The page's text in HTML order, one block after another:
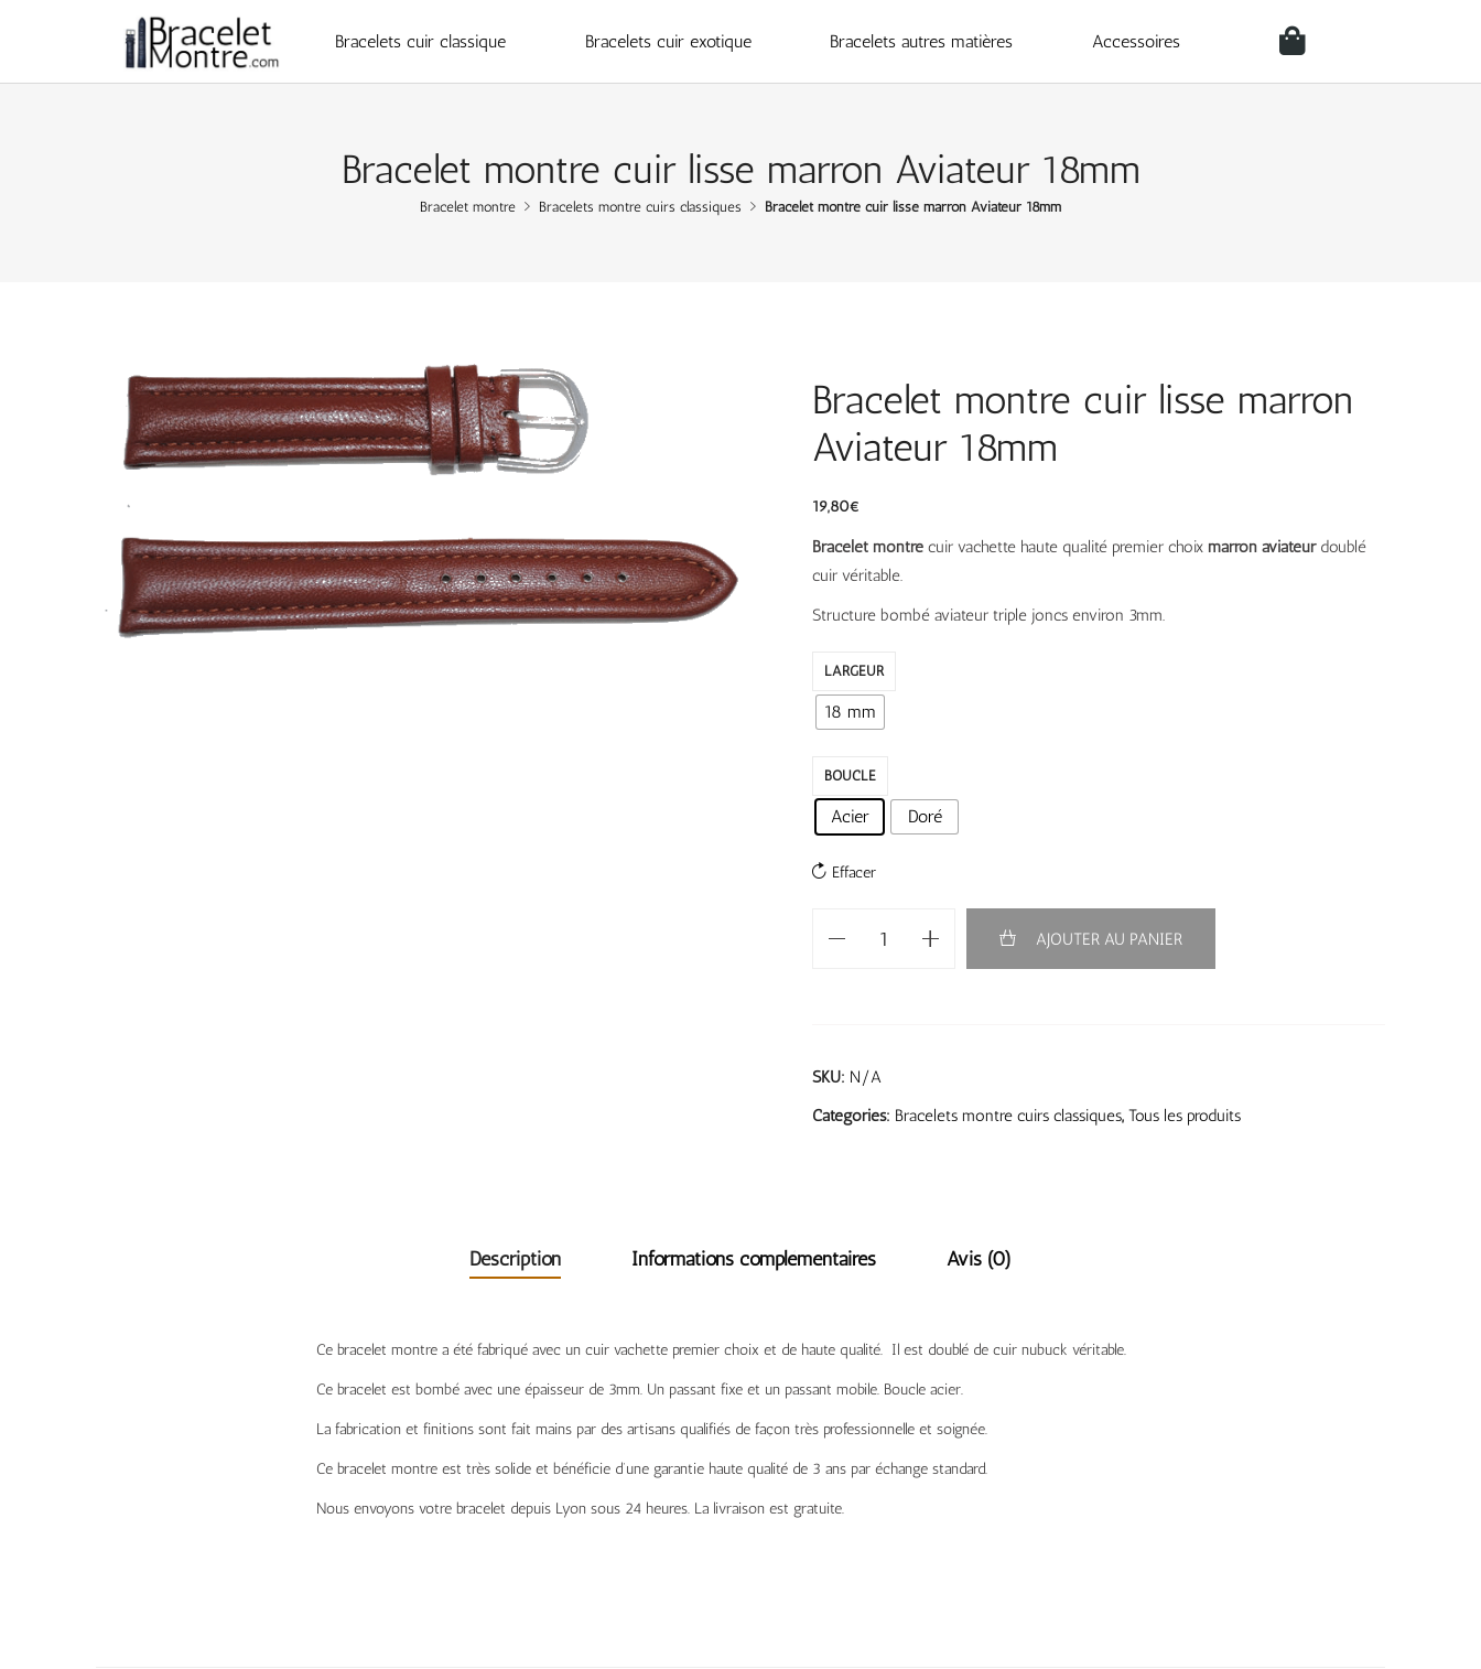
Bracelets cuir classique Bracelets cuir exotique Bracelets autres matières Accessoires
Bracelet montre cuir lisse marron Aviateur 18mm
Bracelet montre Bracelets montre cuirs classiques Bracelet montre cuir lisse marron Aviateur 18mm
Bracelet montre cuir lisse marron
Aviateur 18mm
19,80€
Bracelet montre cuir vachette haute qualité premier choix marron aviateurdoublé
cuir véritable.
Structure bombé aviateur triple joncs environ 3mm.
LARGEUR
18 mm
BOUCLE
Acier Doré
Effacer
AJOUTER AU PANIER
SKU: N/A
Categories: Bracelets montre cuirs classiques, Tous les produits
Description Informations complémentaires Avis (0)
Ce bracelet montre a été fabriqué avec un cuir vachette premier choix et de haute qualité. Il est doublé de cuir nubuck véritable.
Ce bracelet est bombé avec une épaisseur de 3mm. Un passant fixe et un passant mobile. Boucle acier.
La fabrication et finitions sont fait mains par des artisans qualifiés de façon très professionnelle et soignée.
Ce bracelet montre est très solide et bénéficie d’une garantie haute qualité de 3 ans par échange standard.
Nous envoyons votre bracelet depuis Lyon sous 24 heures. La livraison est gratuite.